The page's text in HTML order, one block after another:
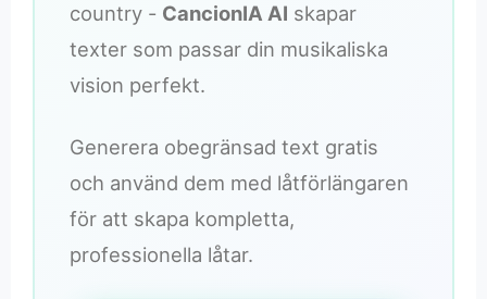
country - CancionIA AI skapar
texter som passar din musikaliska
vision perfekt.
Generera obegränsad text gratis
och använd dem med låtförlängaren
för att skapa kompletta,
professionella låtar.